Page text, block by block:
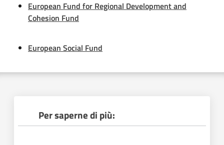
Argomenti
European Fund for Regional Development and
Cohesion Fund
European Social Fund
Per saperne di più: